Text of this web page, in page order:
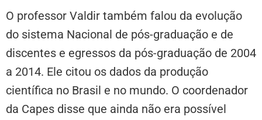
O professor Valdir também falou da evolução
do sistema Nacional de pós-graduação e de
discentes e egressos da pós-graduação de 2004
a 2014. Ele citou os dados da produção
científica no Brasil e no mundo. O coordenador
da Capes disse que ainda não era possível